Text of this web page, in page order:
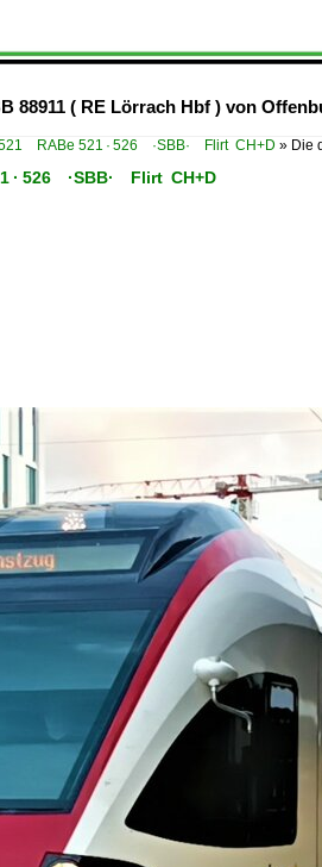
88911 ( RE Lörrach Hbf ) von
RABe 521 · 526 ·SBB· Flirt CH+D » Die
· 526 ·SBB· Flirt CH+D